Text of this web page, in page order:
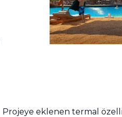
Projeye eklenen termal